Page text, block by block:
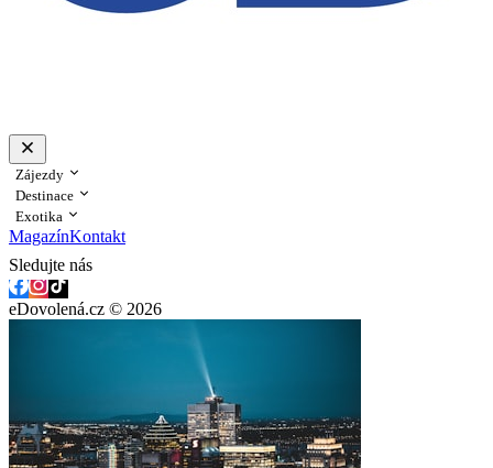
Zájezdy
Destinace
Exotika
MagazínKontakt
Sledujte nás
eDovolená.cz © 2026